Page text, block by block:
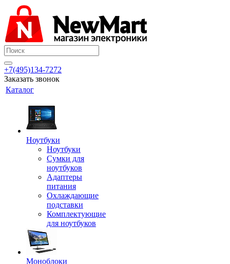
+7(495)134-7272
Заказать звонок
Каталог
Ноутбуки
Ноутбуки
Сумки для
ноутбуков
Адаптеры
питания
Охлаждающие
подставки
Комплектующие
для ноутбуков
Моноблоки